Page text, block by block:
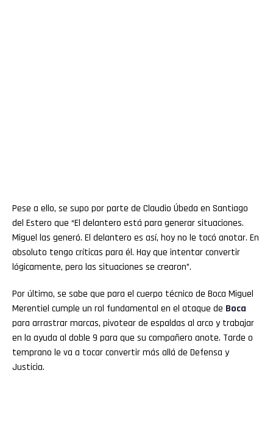
Pese a ello, se supo por parte de Claudio Úbeda en Santiago
del Estero que “El delantero está para generar situaciones.
Miguel las generó. El delantero es así, hoy no le tocó anotar. En
absoluto tengo críticas para él. Hay que intentar convertir
lógicamente, pero las situaciones se crearon”.
Por último, se sabe que para el cuerpo técnico de Boca Miguel
Merentiel cumple un rol fundamental en el ataque de Boca
para arrastrar marcas, pivotear de espaldas al arco y trabajar
en la ayuda al doble 9 para que su compañero anote. Tarde o
temprano le va a tocar convertir más allá de Defensa y
Justicia.